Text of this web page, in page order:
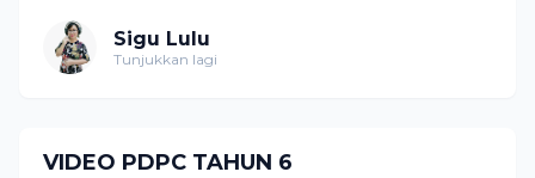
Sigu Lulu
Tunjukkan lagi
VIDEO PDPC TAHUN 6